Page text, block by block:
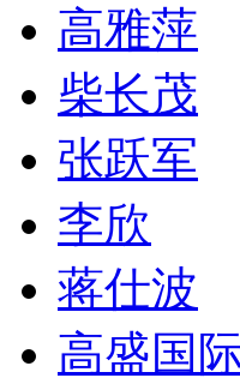
高雅萍
柴长茂
张跃军
李欣
蒋仕波
高盛国